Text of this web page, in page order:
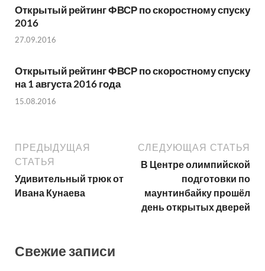
Открытый рейтинг ФВСР по скоростному спуску
2016
27.09.2016
Открытый рейтинг ФВСР по скоростному спуску
на 1 августа 2016 года
15.08.2016
ПРЕДЫДУЩАЯ
СТАТЬЯ
Удивительный трюк от
Ивана Кунаева
СЛЕДУЮЩАЯ СТАТЬЯ
В Центре олимпийской
подготовки по
маунтинбайку прошёл
день открытых дверей
Свежие записи